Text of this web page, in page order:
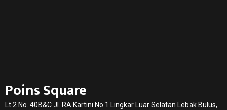
Poins Square
Lt 2 No. 40B&C Jl. RA Kartini No.1 Lingkar Luar Selatan Lebak Bulus,